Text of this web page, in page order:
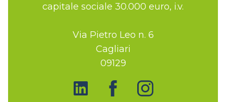
capitale sociale 30.000 euro, i.v.
Via Pietro Leo n. 6
Cagliari
09129